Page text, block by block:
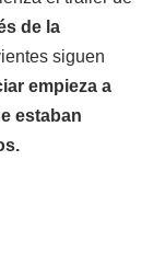
de la
siguen
empieza a
estaban